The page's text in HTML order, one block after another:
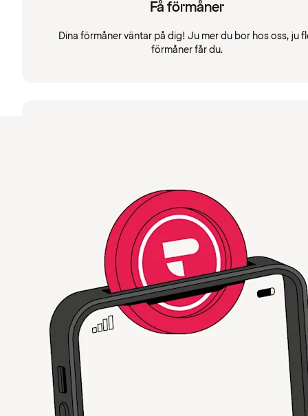
Få förmåner
Dina förmåner väntar på dig! Ju mer du bor hos oss, ju
förmåner får du.